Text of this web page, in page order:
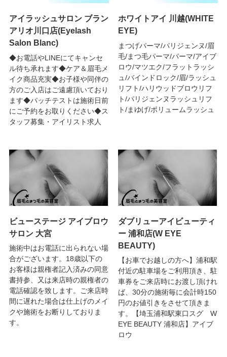
アイラッシュサロン ブラン
アリオ川口店(Eyelash
Salon Blanc)
◆お電話やLINEにてキャンセ
ル待ち承れます◆ケア＆眉毛メ
イク商品充実◆お子様や同伴の
方のご入店はご遠慮頂いており
ます◆パッチテストは施術日前
にご予約をお取りください◆ス
タッフ募集・アイリスト求人
ホワイトアイ 川越(WHITE
EYE)
まつげパーマ/パリジェンヌ/眉
毛/まつ毛パーマ/パーマ/アイブ
ロウ/マツエク/フラットラッシ
ュ/バインドロック/眉/ラッシュ
リフト/ハリウッドブロウリフ
ト/パリジェンヌラッシュリフ
ト/まゆげ/ボリュームラッシュ
ビューステージ アイブロウ
サロン 大宮
施術中はお電話に出られない場
合がございます。18歳以下の
お客様は親権者記入済みの同意
書持参、又は来店時の親権者の
電話確認を致します。ご来店時
間に遅れた場合は仕上げのメイ
クや施術をお断りしておりま
す。
ダブリューアイビューティ
ー 浦和店(W EYE
BEAUTY)
【お車でお越しの方へ】浦和駅
付近の駐車場をご利用頂き、駐
車券をご来店時にお渡し頂けれ
ば、30分の施術毎に会計時150
円のお値引きをさせて頂きま
す。【埼玉浦和駅東口スグ W
EYE BEAUTY 浦和店】アイブ
ロウ